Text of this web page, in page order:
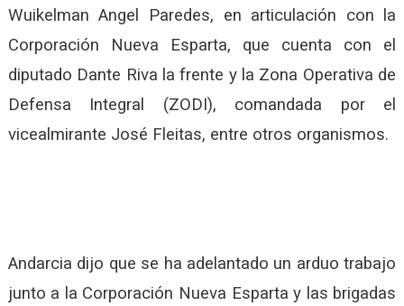
Wuikelman Angel Paredes, en articulación con la
Corporación Nueva Esparta, que cuenta con el
diputado Dante Riva la frente y la Zona Operativa de
Defensa Integral (ZODI), comandada por el
vicealmirante José Fleitas, entre otros organismos.
Andarcia dijo que se ha adelantado un arduo trabajo
junto a la Corporación Nueva Esparta y las brigadas